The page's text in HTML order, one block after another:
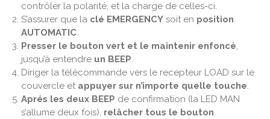
contrôler la polarité, et la charge de celles-ci.
S’assurer que la clé EMERGENCY soit en position
AUTOMATIC.
Presser le bouton vert et le maintenir enfoncé,
jusqu’à entendre un BEEP.
Diriger la télécommande vers le recepteur LOAD sur le
couvercle et appuyer sur n’importe quelle touche.
Aprés les deux BEEP de confirmation (la LED MAN
s’allume deux fois), relâcher tous le bouton.